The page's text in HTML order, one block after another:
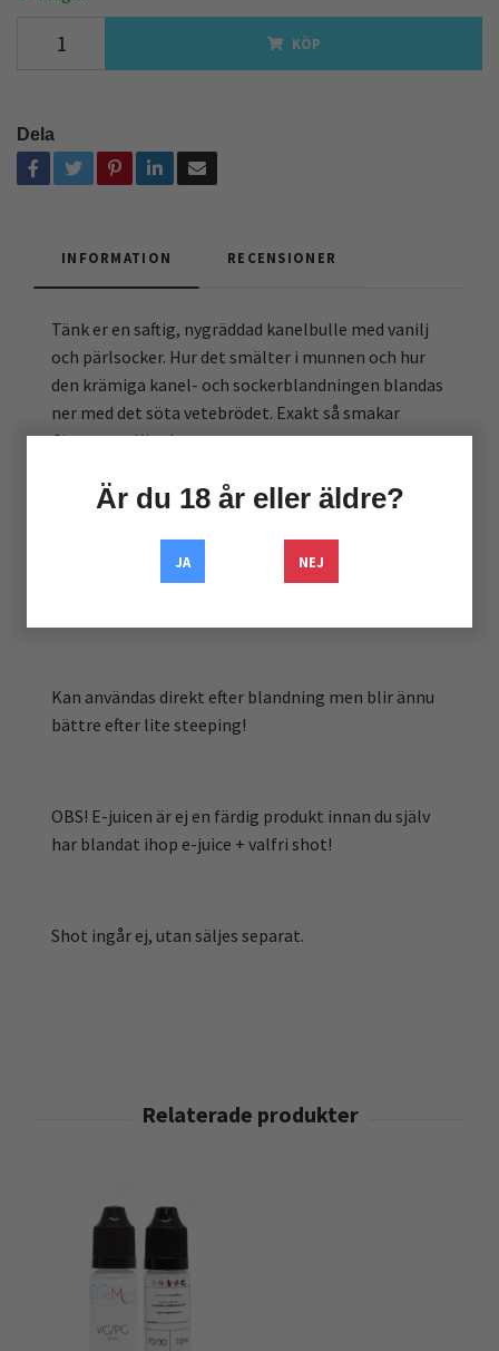
Är du 18 år eller äldre?
JA NEJ
KÖP
Dela
INFORMATION RECENSIONER
Tänk er en saftig, nygräddad kanelbulle med vanilj
och pärlsocker. Hur det smälter i munnen och hur
den krämiga kanel- och sockerblandningen blandas
ner med det söta vetebrödet. Exakt så smakar
Cinnamon King!
Kan användas direkt efter blandning men blir ännu
bättre efter lite steeping!
OBS! E-juicen är ej en färdig produkt innan du själv
har blandat ihop e-juice + valfri shot!
Shot ingår ej, utan säljes separat.